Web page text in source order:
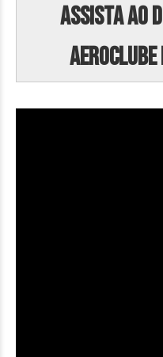
Assista ao
Aeroclube